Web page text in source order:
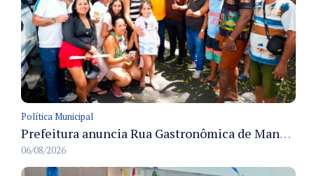
Política Municipal
Prefeitura anuncia Rua Gastronômica de Manaus e garante alternativas para 54 ambulantes cadastrados
06/08/2026